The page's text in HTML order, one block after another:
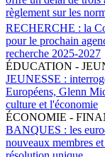
règlement sur les
RECHERCHE : la
pour le prochain
recherche 2025-2027
ÉDUCATION -
JEUNESSE :
Européens, Glenn
culture et l'économie
ÉCONOMIE -
BANQUES : les
nouveaux membres